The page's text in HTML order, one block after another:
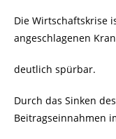
Die Wirtschaftskrise
angeschlagenen
deutlich spürbar.
Durch das Sinken
Beitragseinnahmen